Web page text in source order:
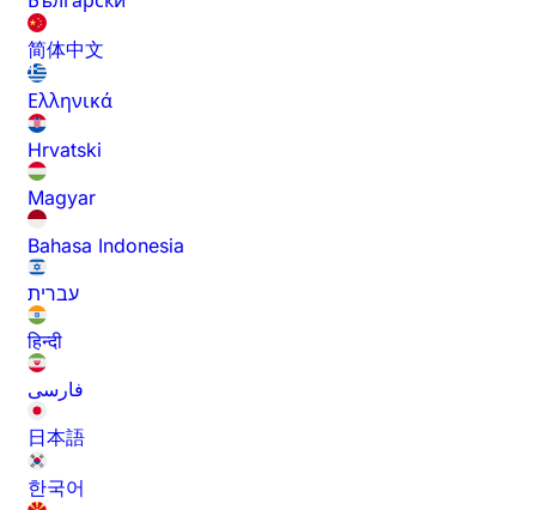
简体中文
Ελληνικά
Hrvatski
Magyar
Bahasa Indonesia
עברית
हिन्दी
فارسی
日本語
한국어